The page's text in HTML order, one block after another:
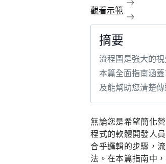
觀看示範
摘要
流程圖是強大的
本篇全面指南涵
及能幫助您清楚
無論您是希望簡化
程式的軟體開發人
合乎邏輯的步驟，
法。在本篇指南中